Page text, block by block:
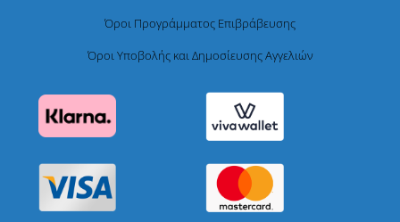
Όροι Προγράμματος Επιβράβευσης
Όροι Υποβολής και Δημοσίευσης Αγγελιών